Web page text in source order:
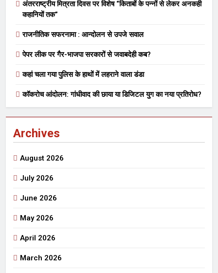
अंतरराष्ट्रीय मित्रता दिवस पर विशेष “किताबों के पन्नों से लेकर अनकही
कहानियों तक”
राजनीतिक सफरनामा : आन्दोलन से उपजे सवाल
पेपर लीक पर गैर-भाजपा सरकारों से जवाबदेही कब?
कहां चला गया पुलिस के हाथों में लहराने वाला डंडा
कॉकरोच आंदोलन: गांधीवाद की छाया या डिजिटल युग का नया प्रतिरोध?
Archives
August 2026
July 2026
June 2026
May 2026
April 2026
March 2026